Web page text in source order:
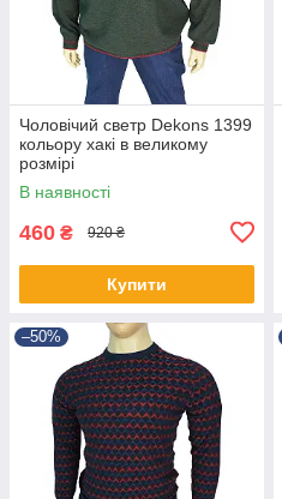
Чоловічий светр Dekons 1399
кольору хакі в великому
розмірі
В наявності
460 ₴ 920 ₴
Купити
–50%